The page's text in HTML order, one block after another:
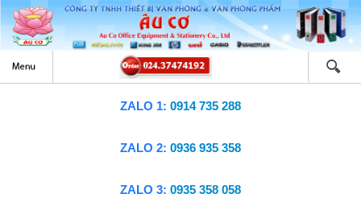
ZALO 1: 0914 735 288
ZALO 2: 0936 935 358
ZALO 3: 0935 358 058